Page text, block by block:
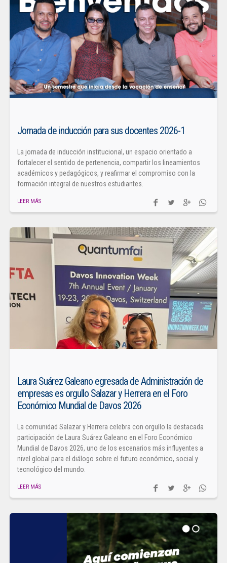
Jornada de inducción para sus docentes 2026-1
La jornada de inducción institucional, un espacio orientado a
fortalecer el sentido de pertenencia, compartir los lineamientos
académicos y pedagógicos, y reafirmar el compromiso con la
formación integral de nuestros estudiantes.
LEER MÁS
Laura Suárez Galeano egresada de Administración de
empresas es orgullo Salazar y Herrera en el Foro
Económico Mundial de Davos 2026
La comunidad Salazar y Herrera celebra con orgullo la destacada
participación de Laura Suárez Galeano en el Foro Económico
Mundial de Davos 2026, uno de los escenarios más influyentes a
nivel global para el diálogo sobre el futuro económico, social y
tecnológico del mundo.
LEER MÁS